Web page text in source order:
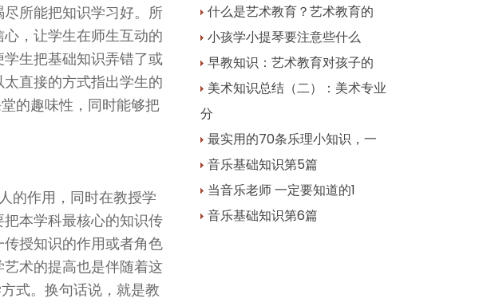
所能把知识学习好。所
，让学生在师生互动的
生把基础知识弄错了或
直接的方式指出学生的
的趣味性，同时能够把
的作用，同时在教授学
本学科最核心的知识传
授知识的作用或者角色
术的提高也是伴随着这
式。换句话说，就是教
什么是艺术教育？艺术教育的
小孩学小提琴要注意些什么
早教知识：艺术教育对孩子的
美术知识总结（二）：美术专业
分
最实用的70条乐理小知识，一
音乐基础知识第5篇
当音乐老师 一定要知道的1
音乐基础知识第6篇